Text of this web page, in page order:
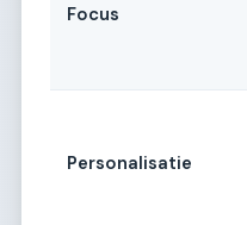
Focus
Personalisatie